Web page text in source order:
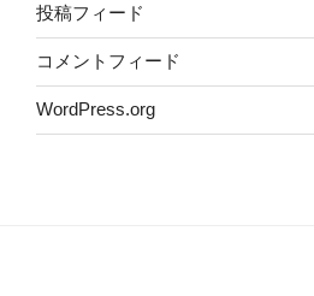
投稿フィード
コメントフィード
WordPress.org